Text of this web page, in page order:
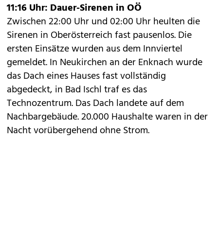
11:16 Uhr: Dauer-Sirenen in OÖ
Zwischen 22:00 Uhr und 02:00 Uhr heulten die
Sirenen in Oberösterreich fast pausenlos. Die
ersten Einsätze wurden aus dem Innviertel
gemeldet. In Neukirchen an der Enknach wurde
das Dach eines Hauses fast vollständig
abgedeckt, in Bad Ischl traf es das
Technozentrum. Das Dach landete auf dem
Nachbargebäude. 20.000 Haushalte waren in der
Nacht vorübergehend ohne Strom.